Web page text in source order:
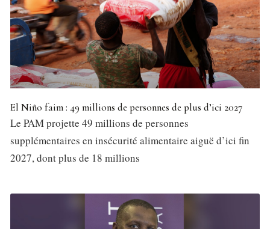
El Niño faim : 49 millions de personnes de plus d’ici 2027
Le PAM projette 49 millions de personnes
supplémentaires en insécurité alimentaire aiguë d’ici fin
2027, dont plus de 18 millions